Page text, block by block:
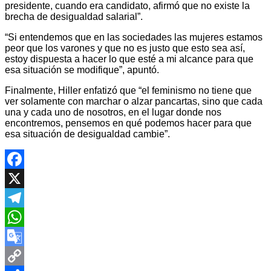
presidente, cuando era candidato, afirmó que no existe la
brecha de desigualdad salarial”.
“Si entendemos que en las sociedades las mujeres estamos
peor que los varones y que no es justo que esto sea así,
estoy dispuesta a hacer lo que esté a mi alcance para que
esa situación se modifique”, apuntó.
Finalmente, Hiller enfatizó que “el feminismo no tiene que
ver solamente con marchar o alzar pancartas, sino que cada
una y cada uno de nosotros, en el lugar donde nos
encontremos, pensemos en qué podemos hacer para que
esa situación de desigualdad cambie”.
Facebook
X
Telegram
WhatsApp
Google